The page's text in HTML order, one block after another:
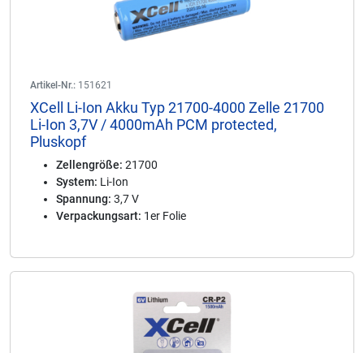
Artikel-Nr.: 151621
XCell Li-Ion Akku Typ 21700-4000 Zelle 21700
Li-Ion 3,7V / 4000mAh PCM protected,
Pluskopf
Zellengröße: 21700
System: Li-Ion
Spannung: 3,7 V
Verpackungsart: 1er Folie